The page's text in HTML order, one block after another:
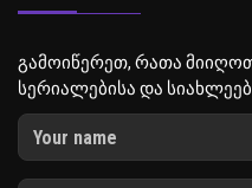
გამოიწერეთ, რათა
სერიალებისა და